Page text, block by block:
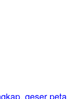
geser peta